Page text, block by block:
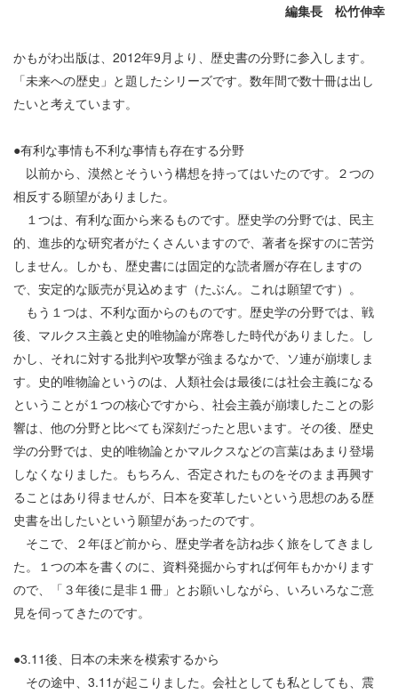
編集長 松竹伸幸
かもがわ出版は、2012年9月より、歴史書の分野に参入します。
「未来への歴史」と題したシリーズです。数年間で数十冊は出し
たいと考えています。
●有利な事情も不利な事情も存在する分野
以前から、漠然とそういう構想を持ってはいたのです。２つの
相反する願望がありました。
１つは、有利な面から来るものです。歴史学の分野では、民主
的、進歩的な研究者がたくさんいますので、著者を探すのに苦労
しません。しかも、歴史書には固定的な読者層が存在しますの
で、安定的な販売が見込めます（たぶん。これは願望です）。
もう１つは、不利な面からのものです。歴史学の分野では、戦
後、マルクス主義と史的唯物論が席巻した時代がありました。し
かし、それに対する批判や攻撃が強まるなかで、ソ連が崩壊しま
す。史的唯物論というのは、人類社会は最後には社会主義になる
ということが１つの核心ですから、社会主義が崩壊したことの影
響は、他の分野と比べても深刻だったと思います。その後、歴史
学の分野では、史的唯物論とかマルクスなどの言葉はあまり登場
しなくなりました。もちろん、否定されたものをそのまま再興す
ることはあり得ませんが、日本を変革したいという思想のある歴
史書を出したいという願望があったのです。
そこで、２年ほど前から、歴史学者を訪ね歩く旅をしてきまし
た。１つの本を書くのに、資料発掘からすれば何年もかかります
ので、「３年後に是非１冊」とお願いしながら、いろいろなご意
見を伺ってきたのです。
●3.11後、日本の未来を模索するから
その途中、3.11が起こりました。会社としても私としても、震